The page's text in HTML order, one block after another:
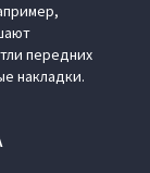
передних
накладки.